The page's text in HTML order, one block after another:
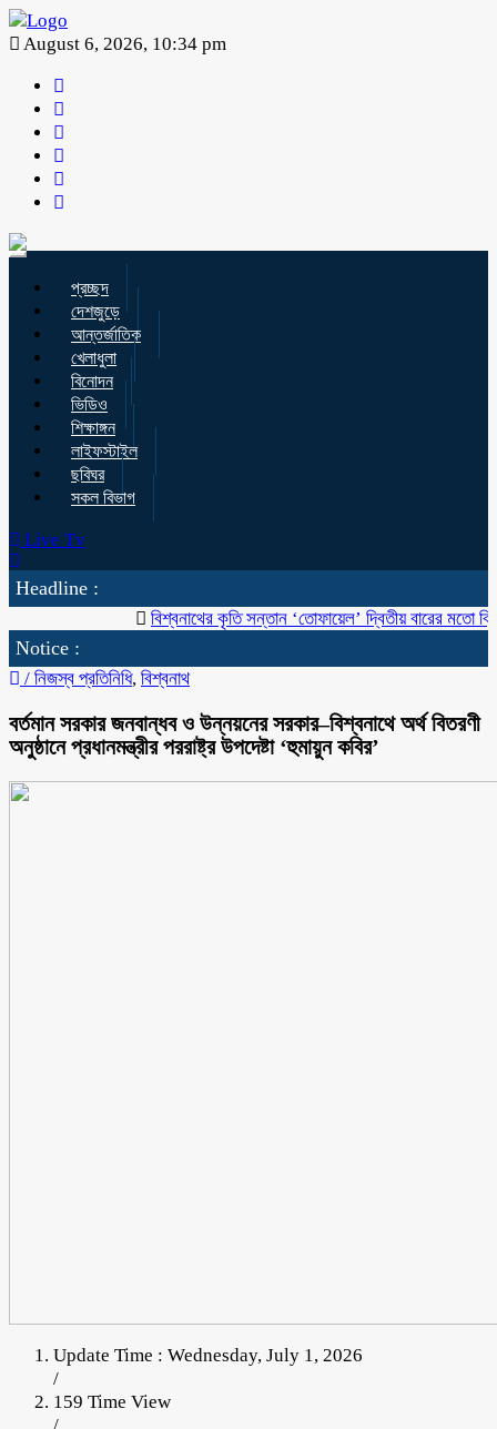
August 6, 2026, 10:34 pm
Toggle
প্রচ্ছদ
দেশজুড়ে
আন্তর্জাতিক
খেলাধুলা
বিনোদন
ভিডিও
শিক্ষাঙ্গন
লাইফস্টাইল
ছবিঘর
সকল বিভাগ
Live Tv
Headline :
বিশ্বনাথের কৃতি সন্তান ‘তোফায়েল’ দ্বিতীয় বারের মতো ব্রিটিশ
Notice :
/ নিজস্ব প্রতিনিধি, বিশ্বনাথ
বর্তমান সরকার জনবান্ধব ও উন্নয়নের সরকার–বিশ্বনাথে অর্থ বিতরণী
অনুষ্ঠানে প্রধানমন্ত্রীর পররাষ্ট্র উপদেষ্টা ‘হুমায়ুন কবির’
Update Time : Wednesday, July 1, 2026
/
159 Time View